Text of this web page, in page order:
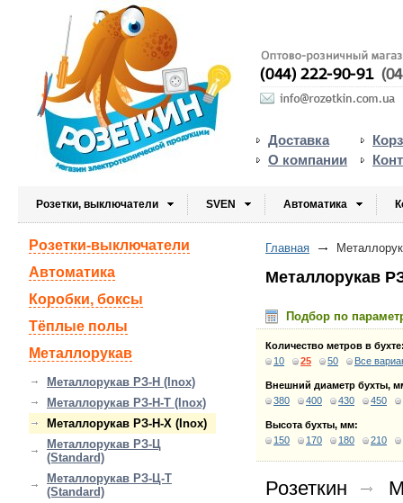
Доставка
О компании
Розетки, выключатели SVEN Автоматика
Главная
Металлорукав
Подбор по
Количество метров в
10
25 50 Все
Внешний диаметр бухты,
380
400 430 450
Высота бухты, мм:
150
170 180 210
Розеткин
Розетки-выключатели
Автоматика
Коробки, боксы
Тёплые полы
Металлорукав
Металлорукав РЗ-Н (Inox)
Металлорукав РЗ-Н-Т (Inox)
Металлорукав РЗ-Н-Х (Inox)
Металлорукав РЗ-Ц
(Standard)
Металлорукав РЗ-Ц-Т
(Standard)